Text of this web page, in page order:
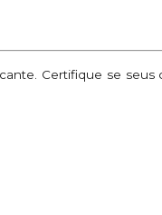
Certifique se seus